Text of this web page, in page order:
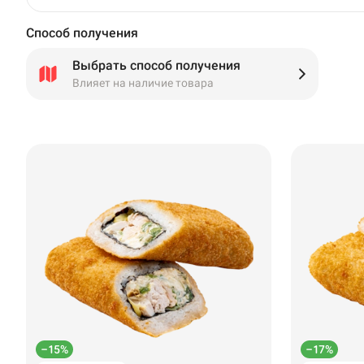
Способ получения
Выбрать способ получения
Влияет на наличие товара
–15% –17%